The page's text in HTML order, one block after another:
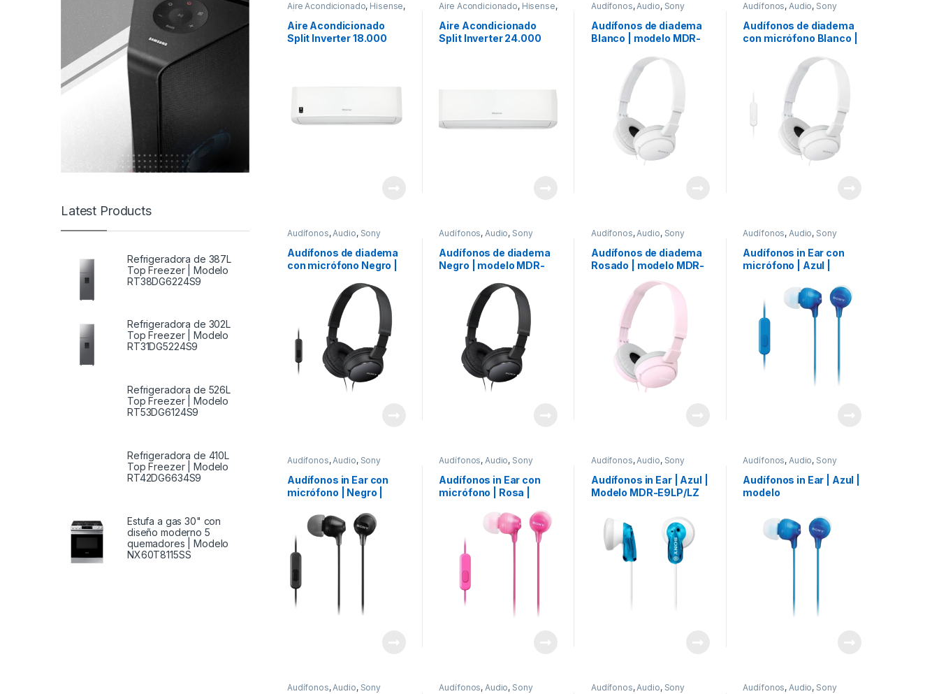
Aire Acondicionado, Hisense,
Línea blanca
Aire Acondicionado
Split Inverter 18.000
Aire Acondicionado, Hisense,
Línea blanca
Aire Acondicionado
Split Inverter 24.000
Audífonos,Audio, Sony
Audífonos de diadema
Blanco | modelo MDR-
Audífonos, Audio, Sony
Audífonos de diadema
con micrófono Blanco |
MDRZX110APWZUC
Audífonos,Audio, Sony
Audífonos de diadema
con micrófono Negro |
MDRZX110APBZUC
Audífonos, Audio, Sony
Audífonos de diadema
Negro | modelo MDR-
Audífonos,Audio, Sony
Audífonos de diadema
Rosado | modelo MDR-
Audífonos, Audio, Sony
Audífonos in Ear con
micrófono | Azul |
MDREX15APLIZUC
Audífonos,Audio, Sony
Audífonos in Ear con
micrófono | Negro |
EX15APBZUC
Audífonos, Audio, Sony
Audífonos in Ear con
micrófono | Rosa |
MDREX15APPIZUC
Audífonos,Audio, Sony
Audífonos in Ear | Azul |
Modelo MDR-E9LP/LZ
Audífonos, Audio, Sony
Audífonos in Ear | Azul |
modelo
Audífonos,Audio, Sony Audífonos, Audio, Sony Audífonos,Audio, Sony Audífonos, Audio, Sony
Latest Products
Refrigeradora de 387L
Top Freezer | Modelo
RT38DG6224S9
Refrigeradora de 302L
Top Freezer | Modelo
RT31DG5224S9
Refrigeradora de 526L
Top Freezer | Modelo
RT53DG6124S9
Refrigeradora de 410L
Top Freezer | Modelo
RT42DG6634S9
Estufa a gas 30" con
diseño moderno 5
quemadores | Modelo
NX60T8115SS